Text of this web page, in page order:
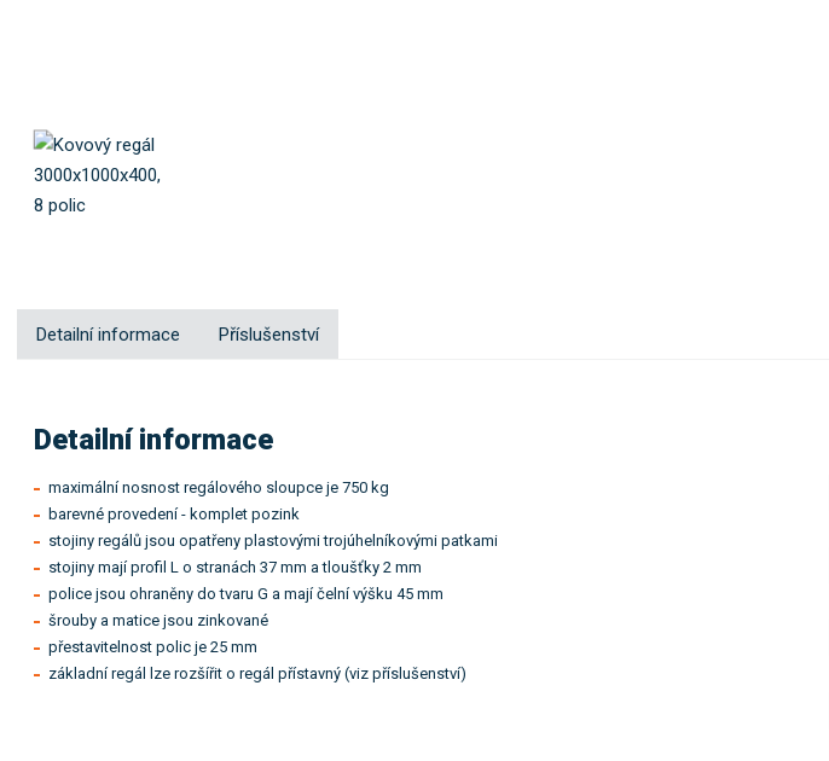
Detailní informace Příslušenství
Detailní informace
maximální nosnost regálového sloupce je 750 kg
barevné provedení - komplet pozink
stojiny regálů jsou opatřeny plastovými trojúhelníkovými patkami
stojiny mají profil L o stranách 37 mm a tloušťky 2 mm
police jsou ohraněny do tvaru G a mají čelní výšku 45 mm
šrouby a matice jsou zinkované
přestavitelnost polic je 25 mm
základní regál lze rozšířit o regál přístavný (viz příslušenství)